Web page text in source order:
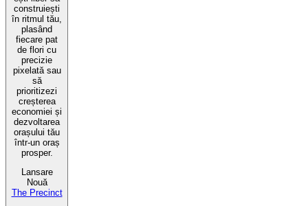
construiești
în ritmul tău,
plasând
fiecare pat
de flori cu
precizie
pixelată sau
să
prioritizezi
creșterea
economiei și
dezvoltarea
orașului tău
într-un oraș
prosper.
Lansare
Nouă
The Precinct